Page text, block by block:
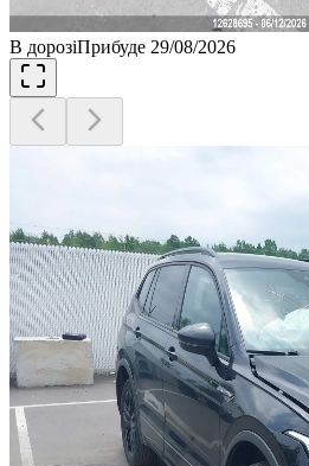
В дорозіПрибуде 29/08/2026